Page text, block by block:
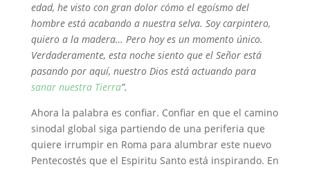
edad, he visto con gran dolor cómo el egoísmo del
hombre está acabando a nuestra selva. Soy carpintero,
quiero a la madera… Pero hoy es un momento único.
Verdaderamente, esta noche siento que el Señor está
pasando por aquí, nuestro Dios está actuando para
sanar nuestra Tierra”.
Ahora la palabra es confiar. Confiar en que el camino
sinodal global siga partiendo de una periferia que
quiere irrumpir en Roma para alumbrar este nuevo
Pentecostés que el Espiritu Santo está inspirando. En